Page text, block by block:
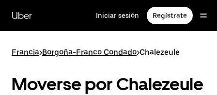
contenido
principal
Uber Iniciar sesión Regístrate
Francia>Borgoña-Franco Condado>Chalezeule
Moverse por Chalezeule